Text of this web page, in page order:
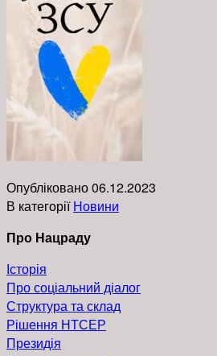
Опубліковано06.12.2023
В категоріїНовини
Про Нацраду
Історія
Про соціальний діалог
Структура та склад
Рішення НТСЕР
Президія